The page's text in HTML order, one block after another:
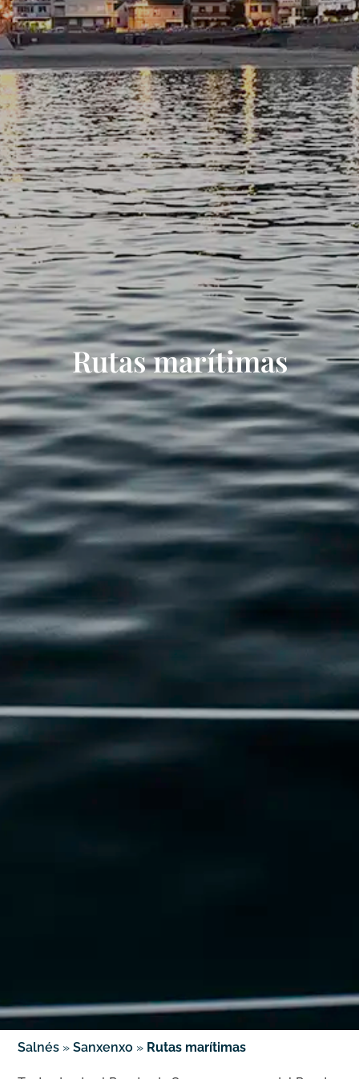
Rutas marítimas
Salnés »Sanxenxo » Rutas marítimas